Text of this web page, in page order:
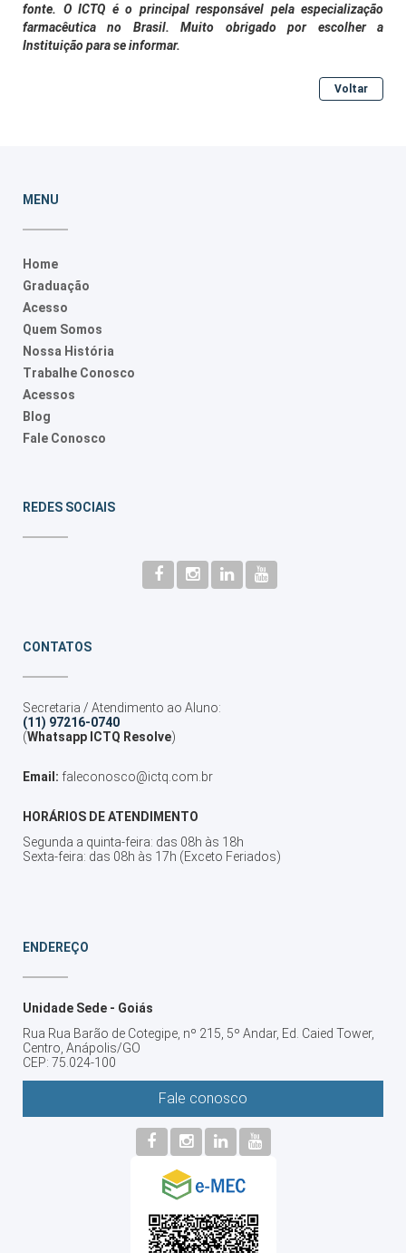
fonte. O ICTQ é o principal responsável pela especialização
farmacêutica no Brasil. Muito obrigado por escolher a
Instituição para se informar.
Voltar
MENU
Home
Graduação
Acesso
Quem Somos
Nossa História
Trabalhe Conosco
Acessos
Blog
Fale Conosco
REDES SOCIAIS
CONTATOS
Secretaria / Atendimento ao Aluno:
(11) 97216-0740
(Whatsapp ICTQ Resolve)
Email: faleconosco@ictq.com.br
HORÁRIOS DE ATENDIMENTO
Segunda a quinta-feira: das 08h às 18h
Sexta-feira: das 08h às 17h (Exceto Feriados)
ENDEREÇO
Unidade Sede - Goiás
Rua Rua Barão de Cotegipe, nº 215, 5º Andar, Ed. Caied Tower,
Centro, Anápolis/GO
CEP: 75.024-100
Fale conosco